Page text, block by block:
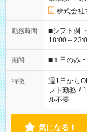
株式会社
勤務時間
■シフト例
18:00～
etc ★最短で3時間で5,120円のお仕事から 15時間で2万円近く稼
げるお仕事も！ ご希望のお時間に合わせてご
ください！
期間 ■１日のみ
特徴 週1日から
フト勤務 /
ル不要
気になる！